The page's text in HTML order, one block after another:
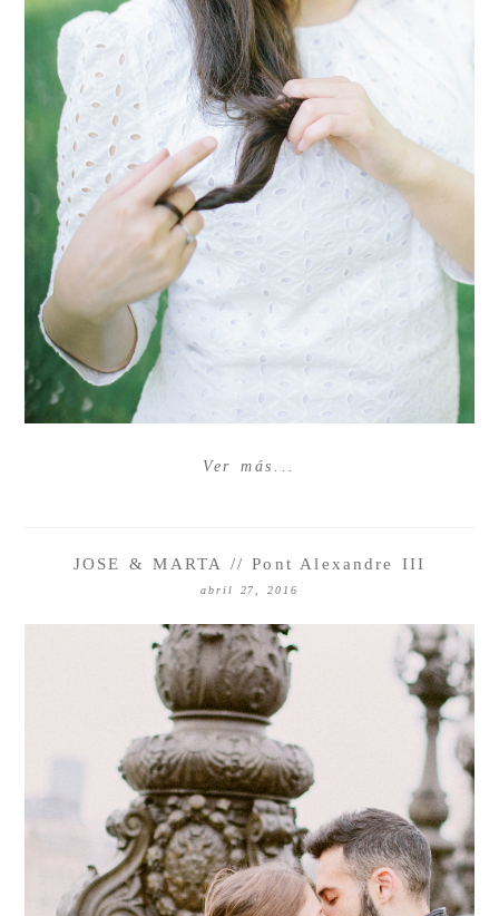
Ver más...
JOSE & MARTA // Pont Alexandre III
abril 27, 2016